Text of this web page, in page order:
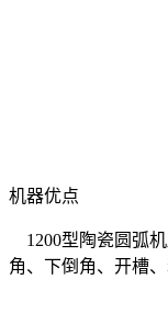
机器优点
1200型陶瓷圆弧机
角、下倒角、开槽